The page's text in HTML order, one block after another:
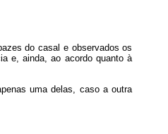
do casal e observados os
e, ainda, ao acordo quanto à
uma delas, caso a outra